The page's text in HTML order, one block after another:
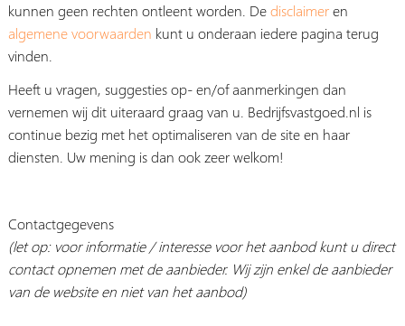
kunnen geen rechten ontleent worden. Dedisclaimeren
algemene voorwaarden kunt u onderaan iedere pagina terug
vinden.
Heeft u vragen, suggesties op- en/of aanmerkingen dan
vernemen wij dit uiteraard graag van u. Bedrijfsvastgoed.nl is
continue bezig met het optimaliseren van de site en haar
diensten. Uw mening is dan ook zeer welkom!
Contactgegevens
(let op: voor informatie / interesse voor het aanbod kunt u direct
contact opnemen met de aanbieder. Wij zijn enkel de aanbieder
van de website en niet van het aanbod)